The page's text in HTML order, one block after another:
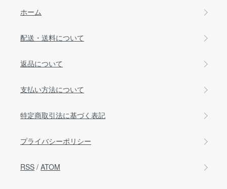
ホーム
配送・送料について
返品について
支払い方法について
特定商取引法に基づく表記
プライバシーポリシー
RSS / ATOM